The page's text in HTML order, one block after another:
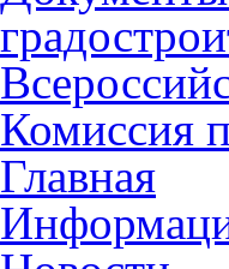
Комиссия
Главная